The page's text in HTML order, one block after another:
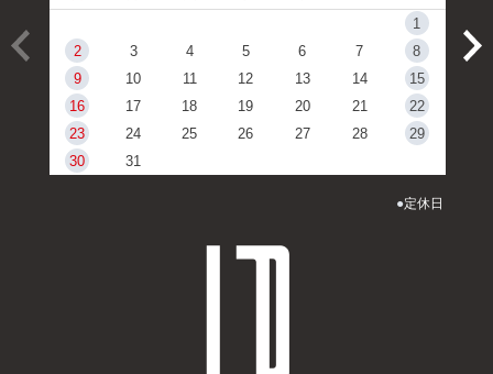
1
2
3 4 5 6 7
8
9
10 11 12 13 14
15
16
17 18 19 20 21
22
23
24 25 26 27 28
29
30
31
●定休日